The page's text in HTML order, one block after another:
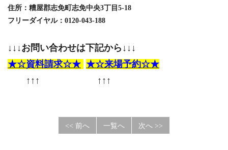
住所：糟屋郡志免町志免中央3丁目5-18
フリーダイヤル： 0120-043-188
↓↓↓お問い合わせは下記から↓↓↓
★☆資料請求☆★ ★☆来場予約☆★
↑↑↑ ↑↑↑
<< 前へ 一覧へ 次へ >>